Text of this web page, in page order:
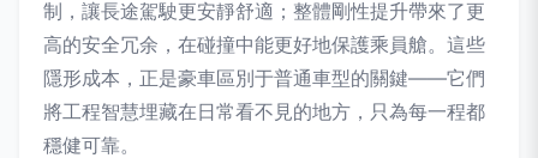
制，讓長途駕駛更安靜舒適；整體剛性提升帶來了更
高的安全冗余，在碰撞中能更好地保護乘員艙。這些
隱形成本，正是豪車區別于普通車型的關鍵——它們
將工程智慧埋藏在日常看不見的地方，只為每一程都
穩健可靠。